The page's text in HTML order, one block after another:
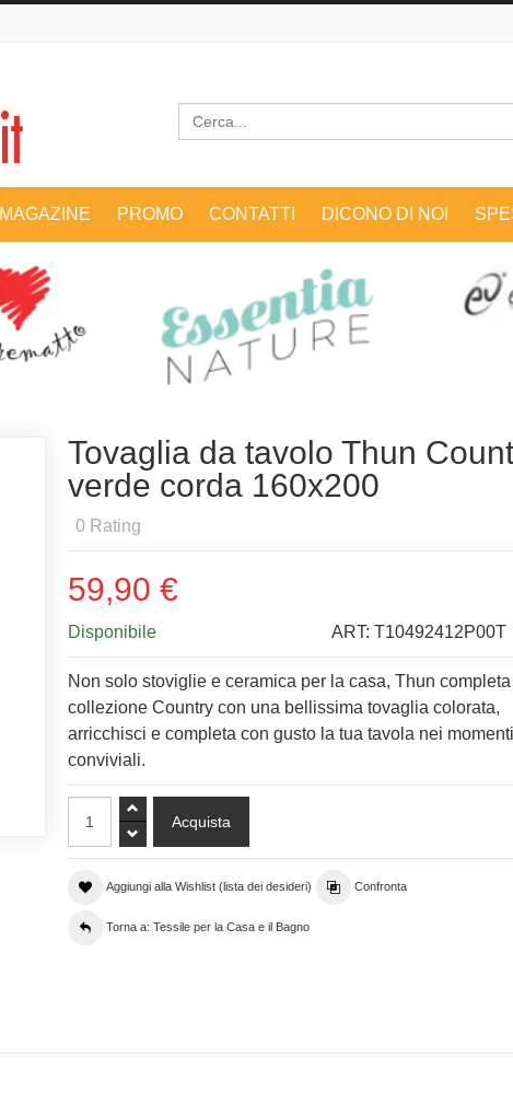
Cerca
MAGAZINE PROMO CONTATTI DICONO DI NOI
Tovaglia da tavolo Thun
verde corda 160x200
0 Rating
59,90 €
Disponibile ART:T10492412P00T
Non solo stoviglie e ceramica per la casa, Thun
collezione Country con una bellissima tovaglia colorata,
arricchisci e completa con gusto la tua tavola nei momenti
conviviali.
Aggiungi alla Wishlist (lista dei desideri) Confronta
Torna a: Tessile per la Casa e il Bagno